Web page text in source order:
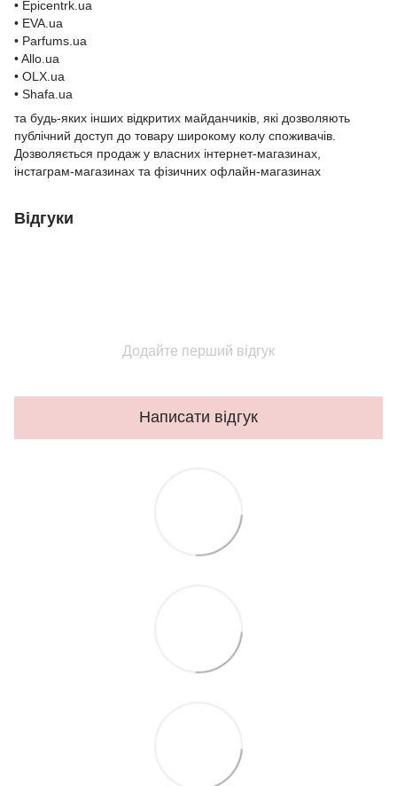
• Epicentrk.ua
• EVA.ua
• Parfums.ua
• Allo.ua
• OLX.ua
• Shafa.ua
та будь-яких інших відкритих майданчиків, які дозволяють
публічний доступ до товару широкому колу споживачів.
Дозволяється продаж у власних інтернет-магазинах,
інстаграм-магазинах та фізичних офлайн-магазинах
Відгуки
Додайте перший відгук
Написати відгук